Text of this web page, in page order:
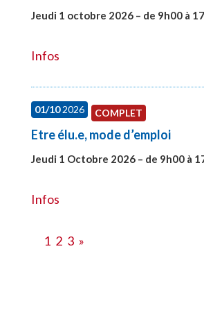
Jeudi 1 octobre 2026 – de 9h00 à
Infos
01/102026 COMPLET
Etre élu.e, mode d’emploi
Jeudi 1 Octobre 2026 – de 9h00 à
Infos
1 2 3 »